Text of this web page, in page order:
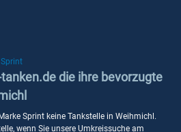
Sprint
die ihre bevorzugte
Sprint keine Tankstelle in Weihmichl.
wenn Sie unsere Umkreissuche am